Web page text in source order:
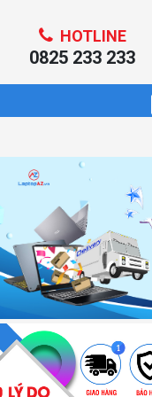
HOTLINE
0825 233 233